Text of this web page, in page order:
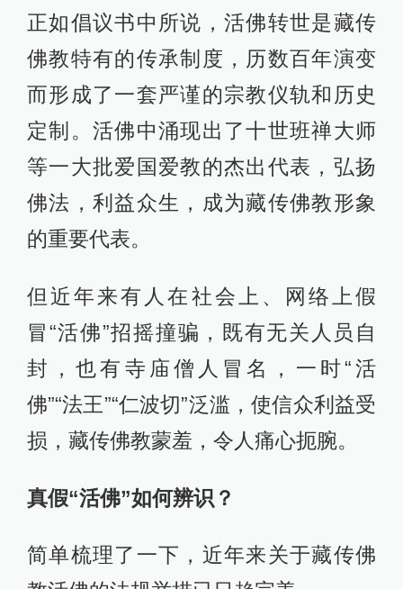
正如倡议书中所说，活佛转世是藏传
佛教特有的传承制度，历数百年演变
而形成了一套严谨的宗教仪轨和历史
定制。活佛中涌现出了十世班禅大师
等一大批爱国爱教的杰出代表，弘扬
佛法，利益众生，成为藏传佛教形象
的重要代表。
但近年来有人在社会上、网络上假
冒“活佛”招摇撞骗，既有无关人员自
封，也有寺庙僧人冒名，一时“活
佛”“法王”“仁波切”泛滥，使信众利益受
损，藏传佛教蒙羞，令人痛心扼腕。
真假“活佛”如何辨识？
简单梳理了一下，近年来关于藏传佛